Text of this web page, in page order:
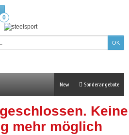
0
Sonderangebote
New
Keine
mehr möglich